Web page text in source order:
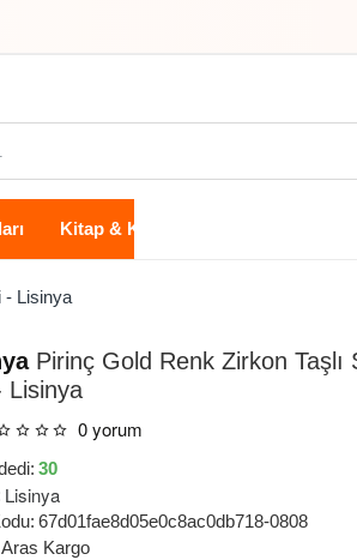
Kitap & Kırtasiye
- Lisinya
Pirinç Gold Renk Zirkon Taşlı
Lisinya
0 yorum
30
Lisinya
67d01fae8d05e0c8ac0db718-0808
Aras Kargo